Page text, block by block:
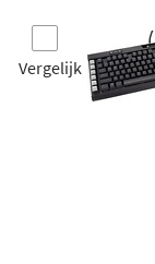
Vergelijk